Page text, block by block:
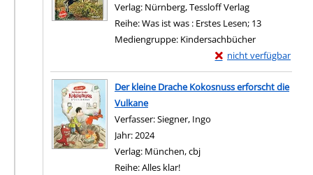
Verlag: Nürnberg, Tessloff Verlag
Reihe:Was ist was : Erstes Lesen; 13
Mediengruppe: Kindersachbücher
nicht verfügbar
Exemplar-Details von
Zum Download von
Der kleine Drache Kokosnuss erforscht die
Vulkane
Verfasser:Siegner, Ingo
Jahr:2024
Verlag: München, cbj
Reihe:Alles klar!